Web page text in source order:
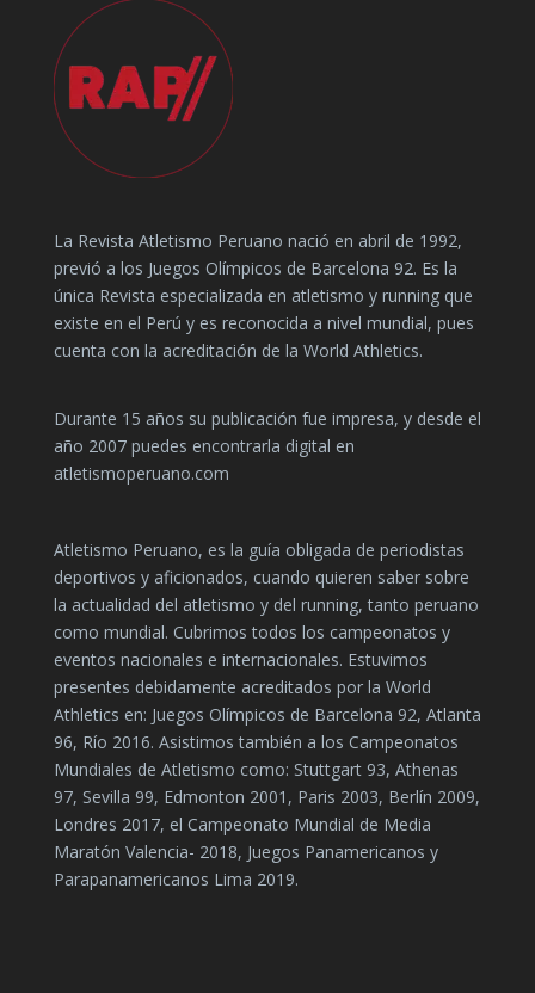
La Revista Atletismo Peruano nació en abril de 1992,
previó a los Juegos Olímpicos de Barcelona 92. Es la
única Revista especializada en atletismo y running que
existe en el Perú y es reconocida a nivel mundial, pues
cuenta con la acreditación de la World Athletics.
Durante 15 años su publicación fue impresa, y desde el
año 2007 puedes encontrarla digital en
atletismoperuano.com
Atletismo Peruano, es la guía obligada de periodistas
deportivos y aficionados, cuando quieren saber sobre
la actualidad del atletismo y del running, tanto peruano
como mundial. Cubrimos todos los campeonatos y
eventos nacionales e internacionales. Estuvimos
presentes debidamente acreditados por la World
Athletics en: Juegos Olímpicos de Barcelona 92, Atlanta
96, Río 2016. Asistimos también a los Campeonatos
Mundiales de Atletismo como: Stuttgart 93, Athenas
97, Sevilla 99, Edmonton 2001, Paris 2003, Berlín 2009,
Londres 2017, el Campeonato Mundial de Media
Maratón Valencia- 2018, Juegos Panamericanos y
Parapanamericanos Lima 2019.